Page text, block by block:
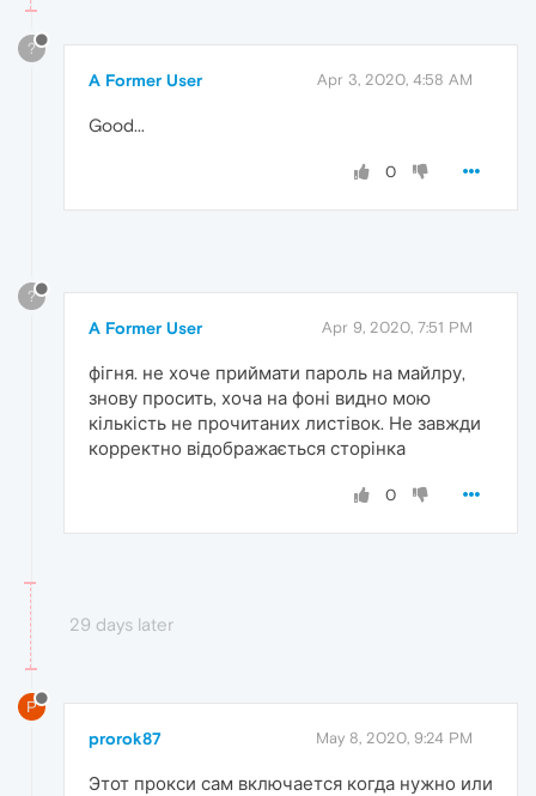
?
A Former User Apr 3, 2020, 4:58 AM
Good...
0
?
A Former User Apr 9, 2020, 7:51 PM
фігня. не хоче приймати пароль на майлру,
знову просить, хоча на фоні видно мою
кількість не прочитаних листівок. Не завжди
корректно відображається сторінка
0
29 days later
P
prorok87 May 8, 2020, 9:24 PM
Этот прокси сам включается когда нужно или